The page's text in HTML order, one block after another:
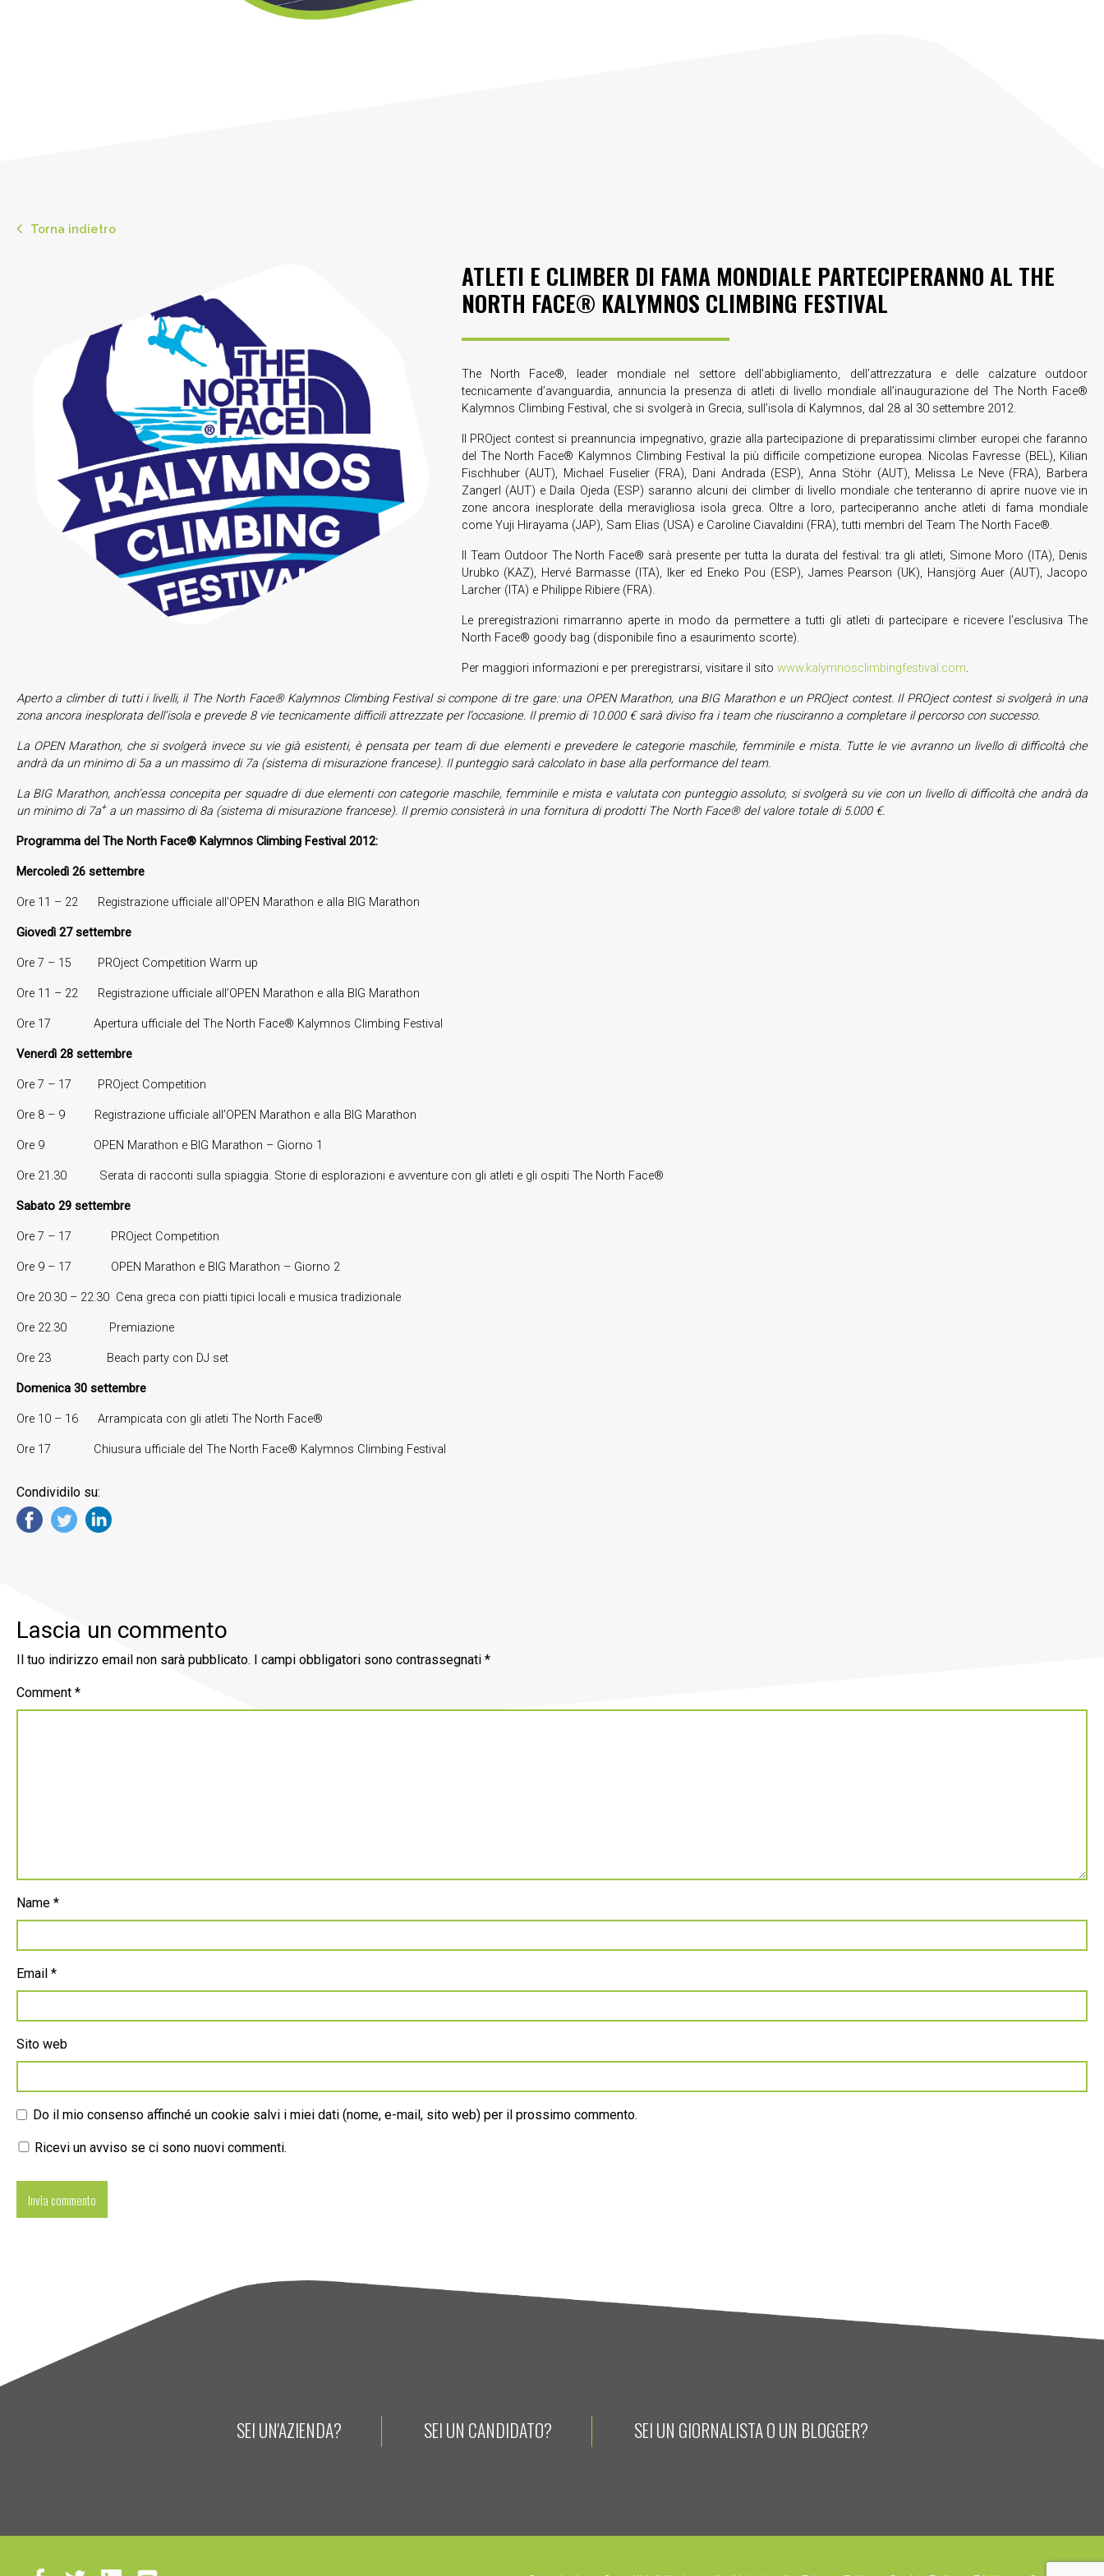
Torna indietro
ATLETI E CLIMBER DI FAMA MONDIALE PARTECIPERANNO AL THE
NORTH FACE® KALYMNOS CLIMBING FESTIVAL
The North Face®, leader mondiale nel settore dell’abbigliamento, dell’attrezzatura e delle calzature outdoor
tecnicamente d’avanguardia, annuncia la presenza di atleti di livello mondiale all’inaugurazione del The North Face®
Kalymnos Climbing Festival, che si svolgerà in Grecia, sull’isola di Kalymnos, dal 28 al 30 settembre 2012.
Il PROject contest si preannuncia impegnativo, grazie alla partecipazione di preparatissimi climber europei che faranno
del The North Face® Kalymnos Climbing Festival la più difficile competizione europea. Nicolas Favresse (BEL), Kilian
Fischhuber (AUT), Michael Fuselier (FRA), Dani Andrada (ESP), Anna Stöhr (AUT), Melissa Le Neve (FRA), Barbera
Zangerl (AUT) e Daila Ojeda (ESP) saranno alcuni dei climber di livello mondiale che tenteranno di aprire nuove vie in
zone ancora inesplorate della meravigliosa isola greca. Oltre a loro, parteciperanno anche atleti di fama mondiale
come Yuji Hirayama (JAP), Sam Elias (USA) e Caroline Ciavaldini (FRA), tutti membri del Team The North Face®.
Il Team Outdoor The North Face® sarà presente per tutta la durata del festival: tra gli atleti, Simone Moro (ITA), Denis
Urubko (KAZ), Hervé Barmasse (ITA), Iker ed Eneko Pou (ESP), James Pearson (UK), Hansjörg Auer (AUT), Jacopo
Larcher (ITA) e Philippe Ribiere (FRA).
Le preregistrazioni rimarranno aperte in modo da permettere a tutti gli atleti di partecipare e ricevere l’esclusiva The
North Face® goody bag (disponibile fino a esaurimento scorte).
Per maggiori informazioni e per preregistrarsi, visitare il sito www.kalymnosclimbingfestival.com.
Aperto a climber di tutti i livelli, il The North Face® Kalymnos Climbing Festival si compone di tre gare: una OPEN Marathon, una BIG Marathon e un PROject contest. Il PROject contest si svolgerà in una
zona ancora inesplorata dell’isola e prevede 8 vie tecnicamente difficili attrezzate per l’occasione. Il premio di 10.000 € sarà diviso fra i team che riusciranno a completare il percorso con successo.
La OPEN Marathon, che si svolgerà invece su vie già esistenti, è pensata per team di due elementi e prevedere le categorie maschile, femminile e mista. Tutte le vie avranno un livello di difficoltà che
andrà da un minimo di 5a a un massimo di 7a (sistema di misurazione francese). Il punteggio sarà calcolato in base alla performance del team.
La BIG Marathon, anch’essa concepita per squadre di due elementi con categorie maschile, femminile e mista e valutata con punteggio assoluto, si svolgerà su vie con un livello di difficoltà che andrà da
un minimo di 7a+a un massimo di 8a (sistema di misurazione francese). Il premio consisterà in una fornitura di prodotti The North Face® del valore totale di 5.000 €.
Programma del The North Face® Kalymnos Climbing Festival 2012:
Mercoledì 26 settembre
Ore 11 – 22 Registrazione ufficiale all’OPEN Marathon e alla BIG Marathon
Giovedì 27 settembre
Ore 7 – 15 PROject Competition Warm up
Ore 11 – 22 Registrazione ufficiale all’OPEN Marathon e alla BIG Marathon
Ore 17 Apertura ufficiale del The North Face® Kalymnos Climbing Festival
Venerdì 28 settembre
Ore 7 – 17 PROject Competition
Ore 8 – 9 Registrazione ufficiale all’OPEN Marathon e alla BIG Marathon
Ore 9 OPEN Marathon e BIG Marathon – Giorno 1
Ore 21.30 Serata di racconti sulla spiaggia. Storie di esplorazioni e avventure con gli atleti e gli ospiti The North Face®
Sabato 29 settembre
Ore 7 – 17 PROject Competition
Ore 9 – 17 OPEN Marathon e BIG Marathon – Giorno 2
Ore 20.30 – 22.30 Cena greca con piatti tipici locali e musica tradizionale
Ore 22.30 Premiazione
Ore 23 Beach party con DJ set
Domenica 30 settembre
Ore 10 – 16 Arrampicata con gli atleti The North Face®
Ore 17 Chiusura ufficiale del The North Face® Kalymnos Climbing Festival
Condividilo su:
Lascia un commento
Il tuo indirizzo email non sarà pubblicato. I campi obbligatori sono contrassegnati *
Comment *
Name *
Email *
Sito web
Do il mio consenso affinché un cookie salvi i miei dati (nome, e-mail, sito web) per il prossimo commento.
Ricevi un avviso se ci sono nuovi commenti.
SEI UN'AZIENDA? SEI UN CANDIDATO? SEI UN GIORNALISTA O UN BLOGGER?